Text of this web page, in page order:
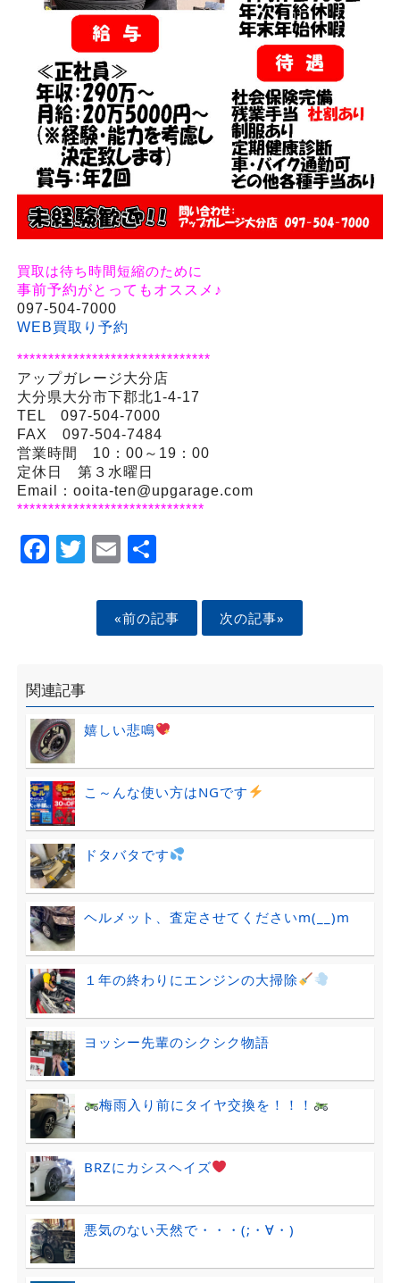
買取は待ち時間短縮のために
事前予約がとってもオススメ♪
097-504-7000
WEB買取り予約
*******************************
アップガレージ大分店
大分県大分市下郡北1-4-17
TEL 097-504-7000
FAX 097-504-7484
営業時間 10：00～19：00
定休日 第３水曜日
Email：ooita-ten@upgarage.com
******************************
Facebook
Twitter
EmailShare
«前の記事 次の記事»
関連記事
嬉しい悲鳴
こ～んな使い方はNGです
ドタバタです
ヘルメット、査定させてくださいm(__)m
１年の終わりにエンジンの大掃除
ヨッシー先輩のシクシク物語
梅雨入り前にタイヤ交換を！！！
BRZにカシスヘイズ
悪気のない天然で・・・(;・∀・)